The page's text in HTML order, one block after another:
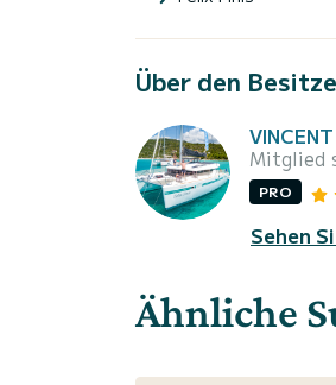
Über den
VINCENT
Mitglied
PRO
Sehen
Ähnliche